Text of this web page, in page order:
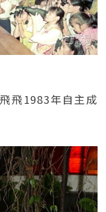
飛1983年自主成